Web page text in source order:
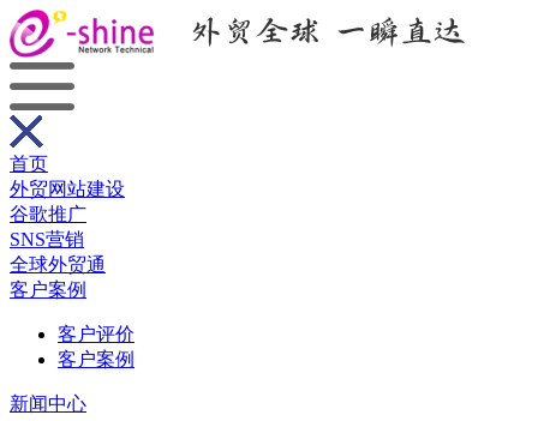
首页
外贸网站建设
谷歌推广
SNS营销
全球外贸通
客户案例
客户评价
客户案例
新闻中心